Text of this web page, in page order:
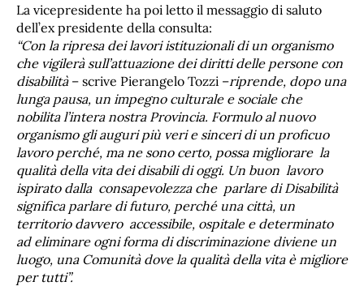
La vicepresidente ha poi letto il messaggio di saluto
dell’ex presidente della consulta:
“Con la ripresa dei lavori istituzionali di un organismo
che vigilerà sull’attuazione dei diritti delle persone con
disabilità– scrive Pierangelo Tozzi –riprende, dopo una
lunga pausa, un impegno culturale e sociale che
nobilita l’intera nostra Provincia. Formulo al nuovo
organismo gli auguri più veri e sinceri di un proficuo
lavoro perché, ma ne sono certo, possa migliorare la
qualità della vita dei disabili di oggi. Un buon lavoro
ispirato dalla consapevolezza che parlare di Disabilità
significa parlare di futuro, perché una città, un
territorio davvero accessibile, ospitale e determinato
ad eliminare ogni forma di discriminazione diviene un
luogo, una Comunità dove la qualità della vita è migliore
per tutti”.